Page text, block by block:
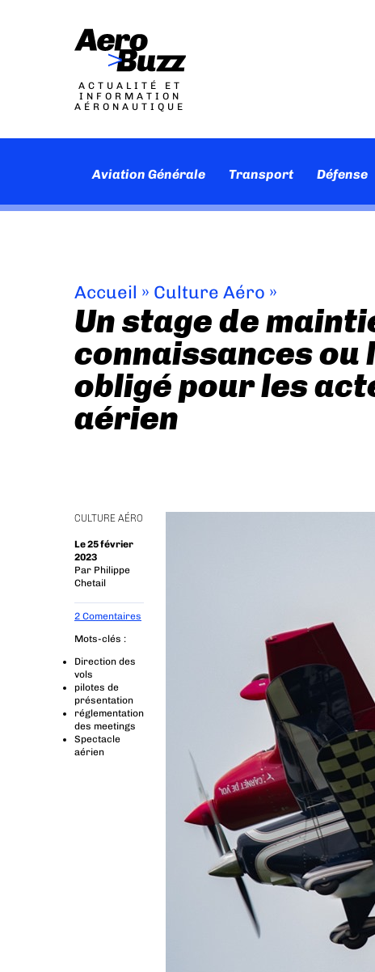
ACTUALITÉ ET
INFORMATION
AÉRONAUTIQUE
Aviation Générale Transport Défense
Accueil » Culture Aéro »
Un stage de
connaissances ou
obligé pour les
aérien
CULTURE AÉRO
Le 25 février
2023
Par Philippe
Chetail
2 Comentaires
Mots-clés :
Direction des
vols
pilotes de
présentation
réglementation
des meetings
Spectacle
aérien